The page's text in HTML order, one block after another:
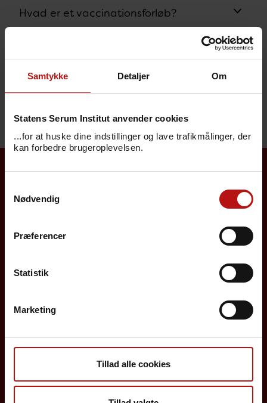
Samtykke Detaljer Om
Statens Serum Institut anvender cookies
...for at huske dine indstillinger og lave trafikmålinger, der
kan forbedre brugeroplevelsen.
Nødvendig
Præferencer
Statistik
Marketing
Tillad alle cookies
Hvad er et vaccinationsforløb?
Hvad gør jeg, hvis jeg ikke kan finde den
vaccine, jeg lige har givet i
Vaccinationsregisteret?
Job på SSI
Screening for medfødte sygdomme
Sygdomsleksikon
MiBa, HAIBA og det digitale infektionsberedskab